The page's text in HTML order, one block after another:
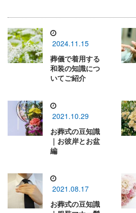
2024.11.15
葬儀で着用する
和装の知識につ
いてご紹介
2021.10.29
お葬式の豆知識
｜お彼岸とお盆
編
2021.08.17
お葬式の豆知識